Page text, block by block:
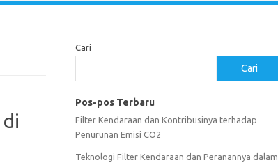
Cari
Cari
Pos-pos Terbaru
Filter Kendaraan dan Kontribusinya terhadap
Penurunan Emisi CO2
Teknologi Filter Kendaraan dan Peranannya dalam